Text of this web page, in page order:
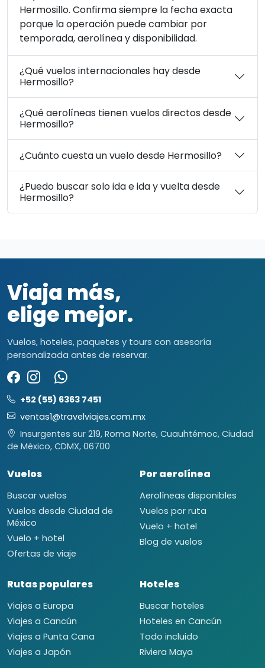
Hermosillo. Confirma siempre la fecha exacta
porque la operación puede cambiar por
temporada, aerolínea y disponibilidad.
¿Qué vuelos internacionales hay desde
Hermosillo?
¿Qué aerolíneas tienen vuelos directos desde
Hermosillo?
¿Cuánto cuesta un vuelo desde Hermosillo?
¿Puedo buscar solo ida e ida y vuelta desde
Hermosillo?
Viaja más,
elige mejor.
Vuelos, hoteles, paquetes y tours con asesoría
personalizada antes de reservar.
+52 (55) 6363 7451
ventas1@travelviajes.com.mx
Insurgentes sur 219, Roma Norte, Cuauhtémoc, Ciudad
de México, CDMX, 06700
Vuelos
Buscar vuelos
Vuelos desde Ciudad de
México
Vuelo + hotel
Ofertas de viaje
Por aerolínea
Aerolíneas disponibles
Vuelos por ruta
Vuelo + hotel
Blog de vuelos
Rutas populares
Viajes a Europa
Viajes a Cancún
Viajes a Punta Cana
Viajes a Japón
Hoteles
Buscar hoteles
Hoteles en Cancún
Todo incluido
Riviera Maya